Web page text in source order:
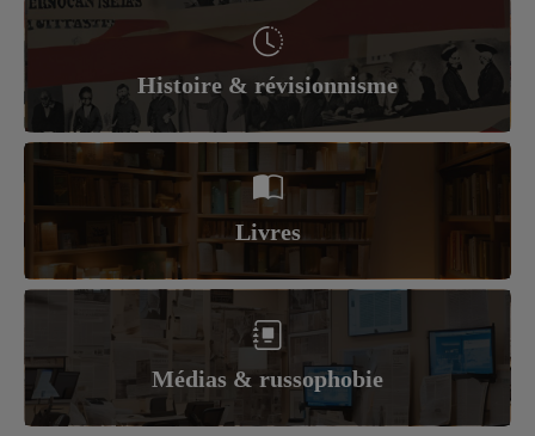
Histoire & révisionnisme
Livres
Médias & russophobie